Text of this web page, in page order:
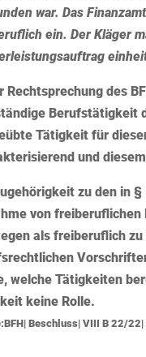
war. Das
ein. Der Kläger
Rechtsprechung des
Berufstätigkeit
Tätigkeit für
und
zu den in
von
als freiberuflich
welche Tätigkeiten
keine Rolle.
Beschluss| VIII B 22/